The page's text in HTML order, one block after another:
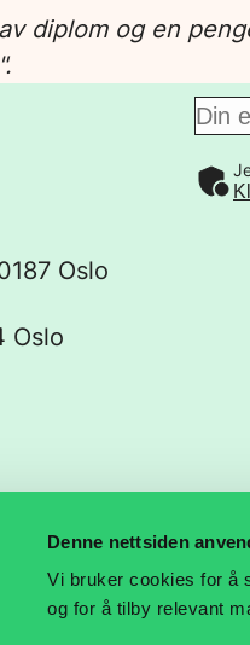
Denne nettsiden
Vi bruker cookies for å
og for å tilby relevant
diplom og en
E
-
d
Oslo
Oslo